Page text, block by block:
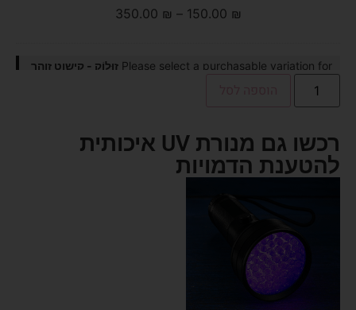
150.00 ₪
–
350.00 ₪
Please select a purchasable variation for זוּלוֹק - קישוט זוהר
בחושך לקיר